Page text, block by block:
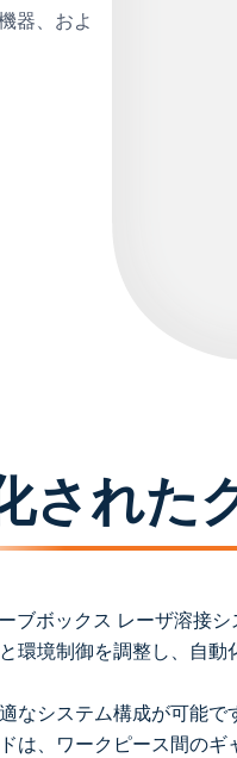
器、およ
された
ボックス レーザ溶接
環境制御を調整し、自動
なシステム構成が可能
は、ワークピース間の